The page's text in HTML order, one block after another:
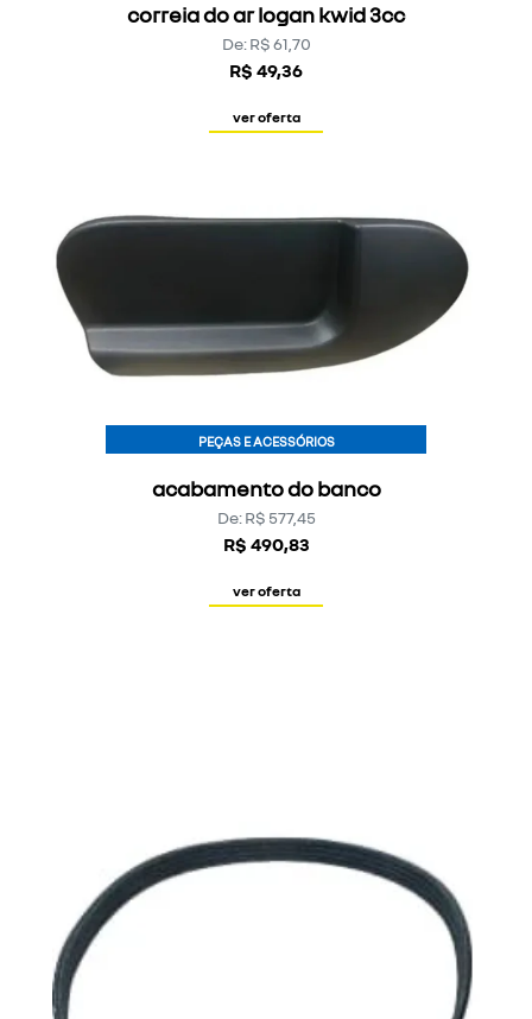
correia do ar logan kwid 3cc
De: R$ 61,70
R$ 49,36
ver oferta
acabamento do banco
PEÇAS E ACESSÓRIOS
De: R$ 577,45
R$ 490,83
ver oferta